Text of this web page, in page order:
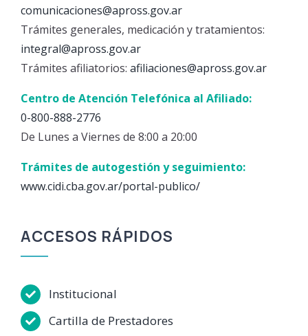
comunicaciones@apross.gov.ar
Trámites generales, medicación y tratamientos:
integral@apross.gov.ar
Trámites afiliatorios: afiliaciones@apross.gov.ar
Centro de Atención Telefónica al Afiliado:
0-800-888-2776
De Lunes a Viernes de 8:00 a 20:00
Trámites de autogestión y seguimiento:
www.cidi.cba.gov.ar/portal-publico/
ACCESOS RÁPIDOS
Institucional
Cartilla de Prestadores